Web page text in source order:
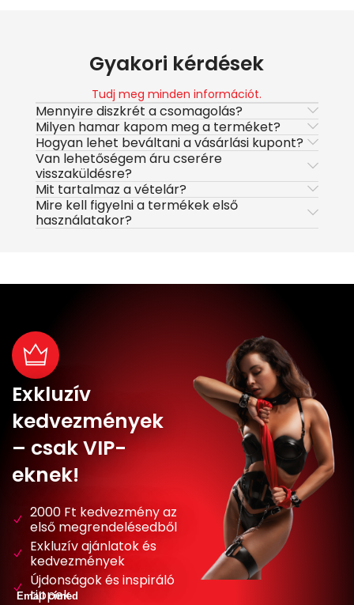
Gyakori kérdések
Tudj meg minden információt.
Mennyire diszkrét a csomagolás?
Milyen hamar kapom meg a terméket?
Hogyan lehet beváltani a vásárlási kupont?
Van lehetőségem áru cserére
visszaküldésre?
Mit tartalmaz a vételár?
Mire kell figyelni a termékek első
használatakor?
Exkluzív
kedvezmények
– csak VIP-
eknek!
2000 Ft kedvezmény az
első megrendelésedből
Exkluzív ajánlatok és
kedvezmények
Újdonságok és inspiráló
tippek
Email címed